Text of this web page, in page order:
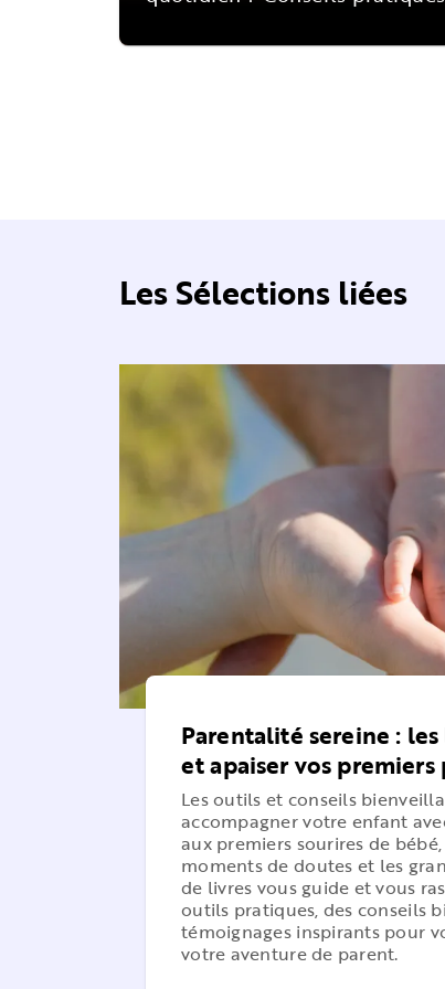
Les Sélections liées
Parentalité sereine :
et apaiser vos premiers
Les outils et conseils
accompagner votre enfant
aux premiers sourires de
moments de doutes et les
de livres vous guide et vous
outils pratiques, des conseils
témoignages inspirants pour
votre aventure de parent.